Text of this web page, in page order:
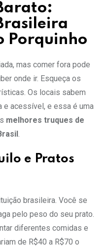
Porquinho
mas comer fora pode
onde ir. Esqueça os
Os locais sabem
e acessível, e essa é uma
melhores truques de
e Pratos
brasileira. Você se
pelo peso do seu prato.
diferentes comidas e
de R$40 a R$70 o